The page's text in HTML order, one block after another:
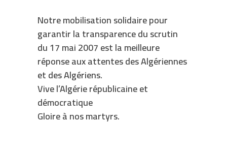
Notre mobilisation solidaire pour
garantir la transparence du scrutin
du 17 mai 2007 est la meilleure
réponse aux attentes des Algériennes
et des Algériens.
Vive l’Algérie républicaine et
démocratique
Gloire à nos martyrs.